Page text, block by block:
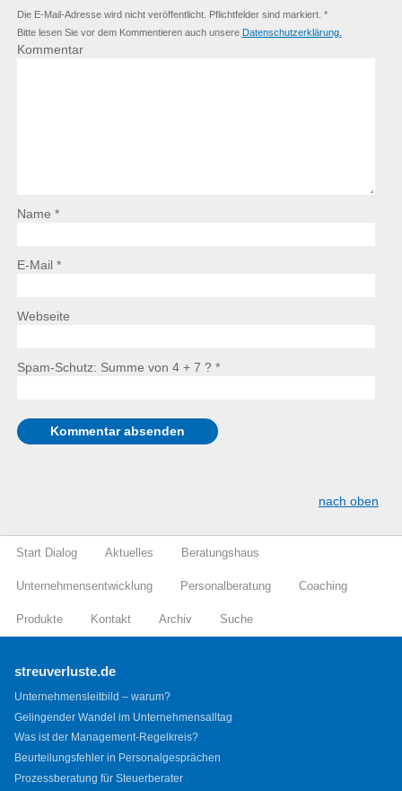
Die E-Mail-Adresse wird nicht veröffentlicht. Pflichtfelder sind markiert. *
Bitte lesen Sie vor dem Kommentieren auch unsere Datenschutzerklärung.
Kommentar
Name *
E-Mail *
Webseite
Spam-Schutz: Summe von 4 + 7 ? *
nach oben
Start Dialog Aktuelles Beratungshaus
Unternehmensentwicklung Personalberatung Coaching
Produkte Kontakt Archiv Suche
streuverluste.de
Unternehmensleitbild – warum?
Gelingender Wandel im Unternehmensalltag
Was ist der Management-Regelkreis?
Beurteilungsfehler in Personalgesprächen
Prozessberatung für Steuerberater